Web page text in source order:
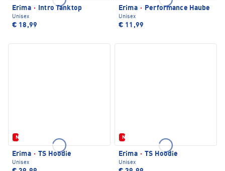
Erima · Intro Tanktop
Unisex
€ 18,99
Erima · Performance Haube
Unisex
€ 11,99
Neu
Erima · TS Hoodie
Unisex
Neu
Erima · TS Hoodie
Unisex